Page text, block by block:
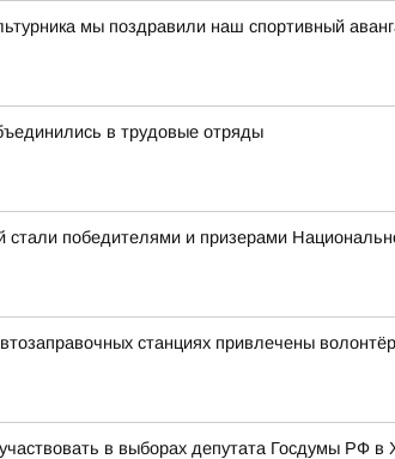
мы поздравили наш спортивный
в трудовые отряды
победителями и призерами
станциях привлечены
в выборах депутата Госдумы РФ